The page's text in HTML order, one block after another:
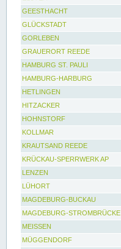
GEESTHACHT
GLÜCKSTADT
GORLEBEN
GRAUERORT REEDE
HAMBURG ST. PAULI
HAMBURG-HARBURG
HETLINGEN
HITZACKER
HOHNSTORF
KOLLMAR
KRAUTSAND REEDE
KRÜCKAU-SPERRWERK AP
LENZEN
LÜHORT
MAGDEBURG-BUCKAU
MAGDEBURG-STROMBRÜCKE
MEISSEN
MÜGGENDORF